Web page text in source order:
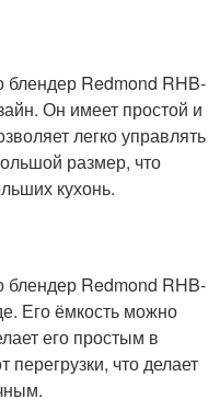
блендер Redmond RHB-
Он имеет простой и
легко управлять
размер, что
кухонь.
блендер Redmond RHB-
Его ёмкость можно
его простым в
что делает